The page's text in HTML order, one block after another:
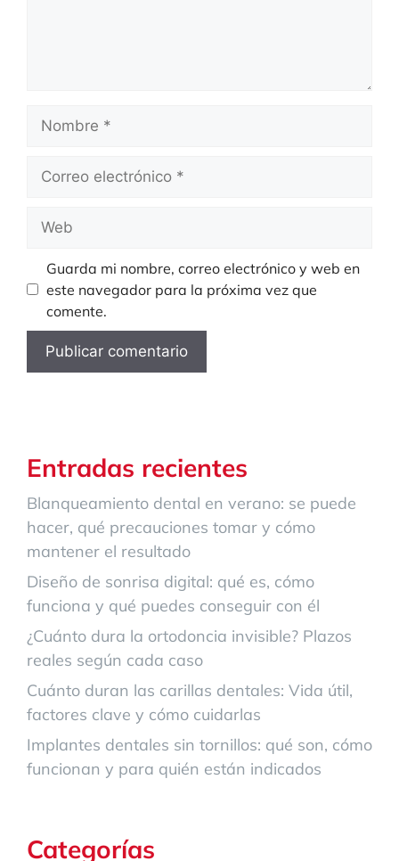
Nombre
Correo
electrónico
Web
Guarda mi nombre, correo electrónico y web en
este navegador para la próxima vez que
comente.
Entradas recientes
Blanqueamiento dental en verano: se puede
hacer, qué precauciones tomar y cómo
mantener el resultado
Diseño de sonrisa digital: qué es, cómo
funciona y qué puedes conseguir con él
¿Cuánto dura la ortodoncia invisible? Plazos
reales según cada caso
Cuánto duran las carillas dentales: Vida útil,
factores clave y cómo cuidarlas
Implantes dentales sin tornillos: qué son, cómo
funcionan y para quién están indicados
Categorías